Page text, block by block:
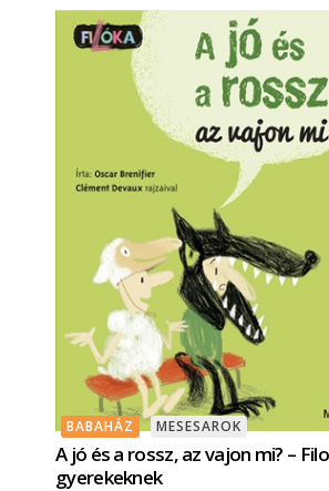
BABAHÁZ MESESAROK
A jó és a rossz, az vajon mi? –
gyerekeknek